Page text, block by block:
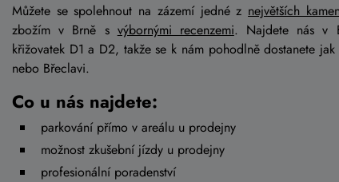
Můžete se spolehnout na zázemí jedné z největších
zbožím v Brně s výbornými recenzemi. Najdete nás v
křižovatek D1 a D2, takže se k nám pohodlně dostanete
nebo Břeclavi.
Co u nás najdete:
parkování přímo v areálu u prodejny
možnost zkušební jízdy u prodejny
profesionální poradenství